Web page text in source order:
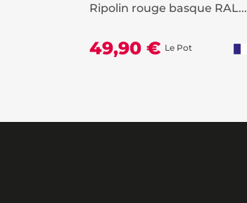
Ripolin rouge basque RAL...
49,90 € Le Pot